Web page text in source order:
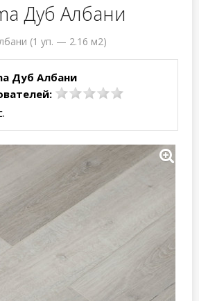
Дуб Албани
(1 уп. — 2.16 м2)
Дуб Албани